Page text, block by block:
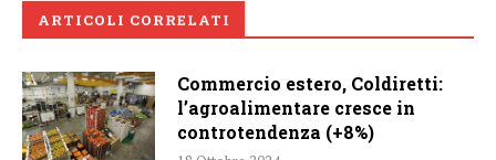
ARTICOLI CORRELATI
Commercio estero, Coldiretti:
l’agroalimentare cresce in
controtendenza (+8%)